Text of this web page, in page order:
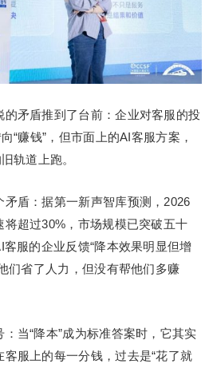
矛盾推到了台前：企业对客服的投
“赚钱”，但市面上的AI客服方案，
轨道上跑。
盾：据第一新声智库预测，2026
超过30%，市场规模已突破五十
服的企业反馈“降本效果明显但增
省了人力，但没有帮他们多赚
当“降本”成为标准答案时，它其实
服上的每一分钱，过去是“花了就